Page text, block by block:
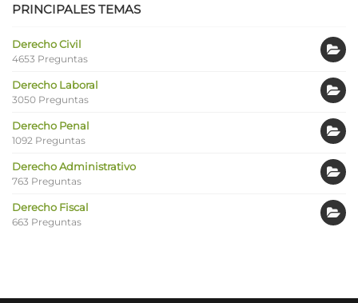
PRINCIPALES TEMAS
Derecho Civil
4653 Preguntas
Derecho Laboral
3050 Preguntas
Derecho Penal
1092 Preguntas
Derecho Administrativo
763 Preguntas
Derecho Fiscal
663 Preguntas